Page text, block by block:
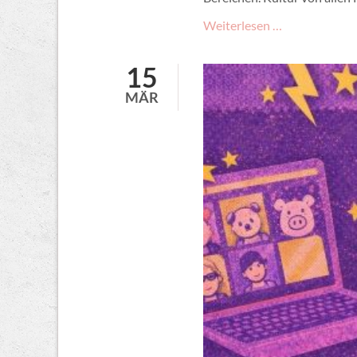
Weiterlesen …
am
09.
Mai
15
MÄR